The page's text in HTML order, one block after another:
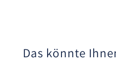
Das könnte